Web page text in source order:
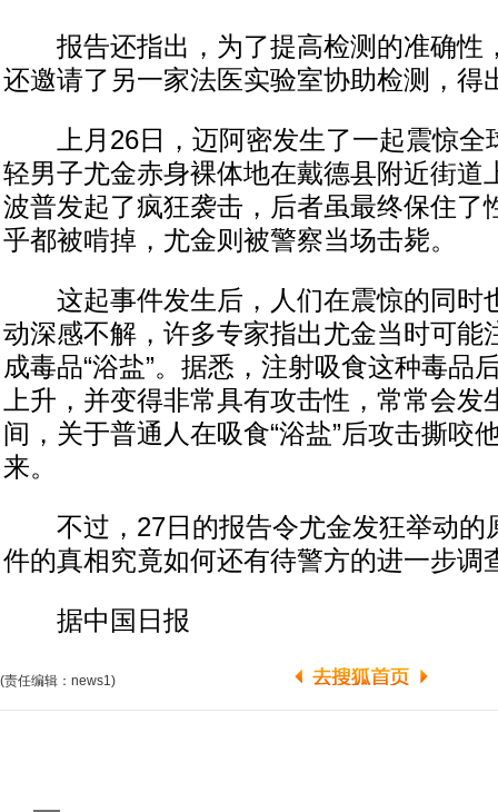
报告还指出，为了提高检测的准确性
还邀请了另一家法医实验室协助检测，得
上月26日，迈阿密发生了一起震惊全
轻男子尤金赤身裸体地在戴德县附近街道
波普发起了疯狂袭击，后者虽最终保住了
乎都被啃掉，尤金则被警察当场击毙。
这起事件发生后，人们在震惊的同时
动深感不解，许多专家指出尤金当时可能
成毒品“浴盐”。据悉，注射吸食这种毒品
上升，并变得非常具有攻击性，常常会发
间，关于普通人在吸食“浴盐”后攻击撕咬
来。
不过，27日的报告令尤金发狂举动的
件的真相究竟如何还有待警方的进一步调
据中国日报
(责任编辑：news1)